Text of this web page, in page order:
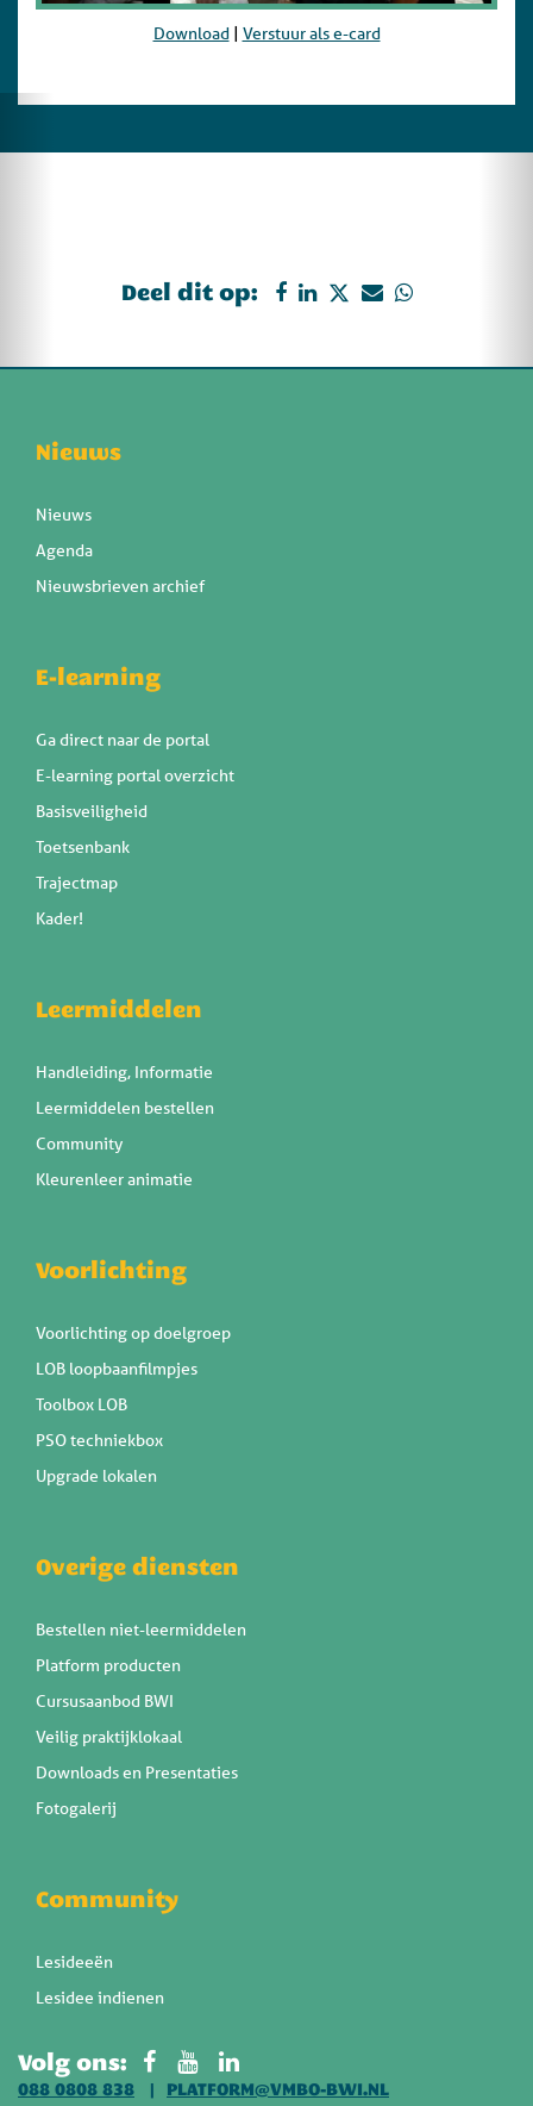
Download| Verstuur als e-card
Deel dit op:
Nieuws
Nieuws
Agenda
Nieuwsbrieven archief
E-learning
Ga direct naar de portal
E-learning portal overzicht
Basisveiligheid
Toetsenbank
Trajectmap
Kader!
Leermiddelen
Handleiding, Informatie
Leermiddelen bestellen
Community
Kleurenleer animatie
Voorlichting
Voorlichting op doelgroep
LOB loopbaanfilmpjes
Toolbox LOB
PSO techniekbox
Upgrade lokalen
Overige diensten
Bestellen niet-leermiddelen
Platform producten
Cursusaanbod BWI
Veilig praktijklokaal
Downloads en Presentaties
Fotogalerij
Community
Lesideeën
Lesidee indienen
Volg ons:
088 0808 838
PLATFORM@VMBO-BWI.NL